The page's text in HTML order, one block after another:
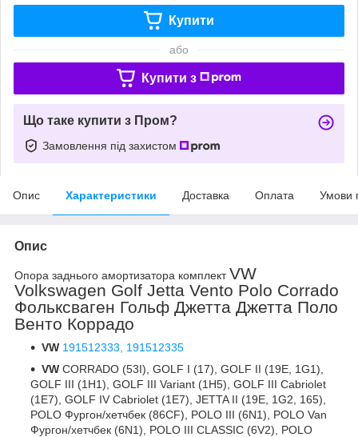
Купити
або
Купити з
Що таке купити з Пром?
Замовлення під захистом
Опис Характеристики Доставка Оплата Умови
Опис
Опора заднього амортизатора комплектVW
Volkswagen Golf Jetta Vento Polo Corrado
Фольксваген Гольф Джетта Джетта Поло
Венто Коррадо
VW 191512333, 191512335
VW CORRADO (53I), GOLF I (17), GOLF II (19E, 1G1),
GOLF III (1H1), GOLF III Variant (1H5), GOLF III Cabriolet
(1E7), GOLF IV Cabriolet (1E7), JETTA II (19E, 1G2, 165),
POLO Фургон/хетчбек (86CF), POLO III (6N1), POLO Van
Фургон/хетчбек (6N1), POLO III CLASSIC (6V2), POLO